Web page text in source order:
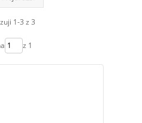
1-3 z 3
z 1